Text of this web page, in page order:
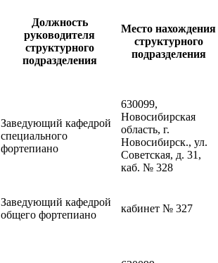
Должность
руководителя
структурного
подразделения
Место нахождения
структурного
подразделения
Заведующий кафедрой
специального
фортепиано
630099,
Новосибирская
область, г.
Новосибирск., ул.
Советская, д. 31,
каб. № 328
Заведующий кафедрой
общего фортепиано
кабинет № 327